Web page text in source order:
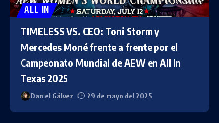
ALL IN
TIMELESS VS. CEO: Toni Storm y
Mercedes Moné frente a frente por el
Campeonato Mundial de AEW en All In
Texas 2025
Daniel Gálvez 29 de mayo del 2025